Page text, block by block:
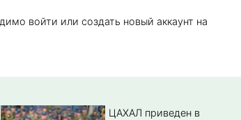
войти или создать новый аккаунт на
ЦАХАЛ приведен в